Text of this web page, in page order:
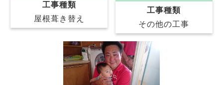
工事種類
屋根葺き替え
工事種類
その他の工事